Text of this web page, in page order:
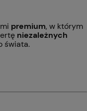
premium, w którym
niezależnych
świata.